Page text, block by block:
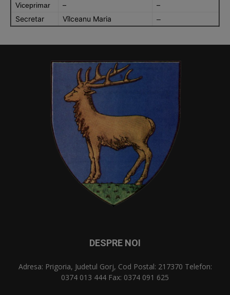
Viceprimar –
–
Secretar
Vîlceanu Maria –
DESPRE NOI
Adresa: Prigoria, Judetul Gorj, Cod Postal: 217370 Telefon:
0374 013 444 Fax: 0374 091 625